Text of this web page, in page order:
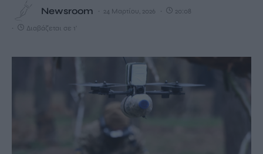
Newsroom 24 Μαρτίου, 2026 20:08
Διαβάζεται σε 1'